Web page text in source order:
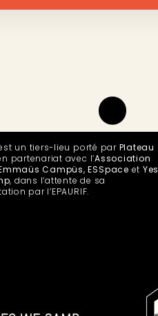
un tiers-lieu porté par Plateau
partenariat avec l’Association
Campüs, ESSpace et Yes
, dans l’attente de sa
par l’EPAURIF.